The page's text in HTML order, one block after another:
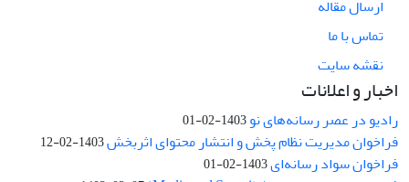
ارسال مقاله
تماس با ما
نقشه سایت
اخبار و اعلانات
رادیو در عصر رسانه‌های نو1403-02-01
فراخوان مدیریت نظام پخش و انتشار محتوای اثربخش1403-02-12
فراخوان سواد رسانه‌ای1403-02-01